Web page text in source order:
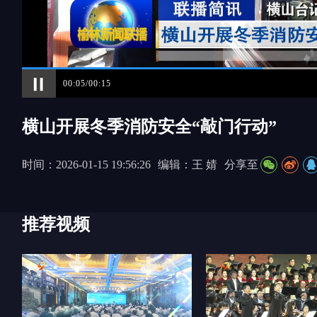
00:06/00:15
横山开展冬季消防安全“敲门行动”
时间：2026-01-15 19:56:26 编辑：王 婧 分享至
推荐视频